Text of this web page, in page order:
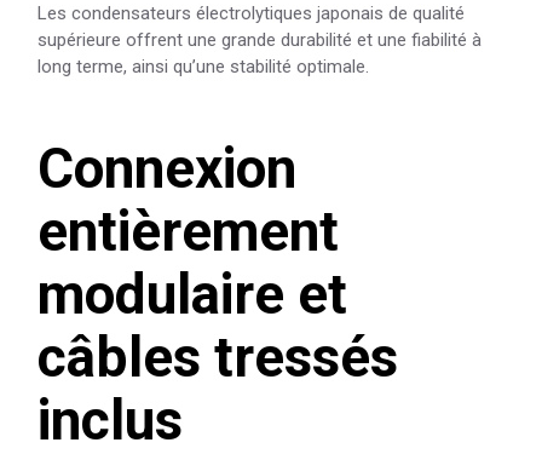
Les condensateurs électrolytiques japonais de qualité
supérieure offrent une grande durabilité et une fiabilité à
long terme, ainsi qu’une stabilité optimale.
Connexion
entièrement
modulaire et
câbles tressés
inclus